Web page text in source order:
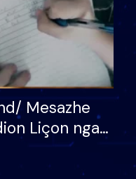
Mesazhe
Liçon nga
moderatori
meritoj…